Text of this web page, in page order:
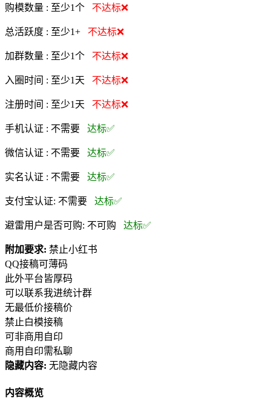
购模数量 : 至少1个 不达标❌
总活跃度 : 至少1+ 不达标❌
加群数量 : 至少1个 不达标❌
入圈时间 : 至少1天 不达标❌
注册时间 : 至少1天 不达标❌
手机认证 : 不需要 达标✅
微信认证 : 不需要 达标✅
实名认证 : 不需要 达标✅
支付宝认证: 不需要 达标✅
避雷用户是否可购: 不可购 达标✅
附加要求: 禁止小红书
QQ接稿可薄码
此外平台皆厚码
可以联系我进统计群
无最低价接稿价
禁止白模接稿
可非商用自印
商用自印需私聊
隐藏内容: 无隐藏内容
内容概览